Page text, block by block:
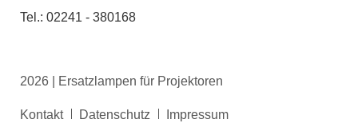
Tel.: 02241 - 380168
2026 | Ersatzlampen für Projektoren
Navigation
Kontakt Datenschutz Impressum